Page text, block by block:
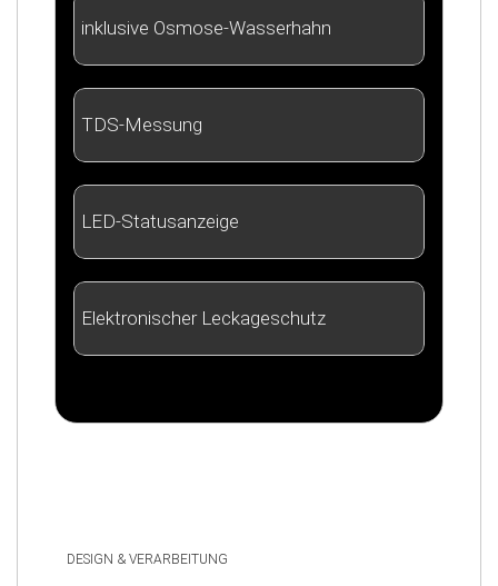
inklusive Osmose-Wasserhahn
TDS-Messung
LED-Statusanzeige
Elektronischer Leckageschutz
DESIGN & VERARBEITUNG